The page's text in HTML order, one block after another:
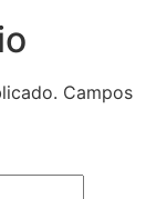
Campos